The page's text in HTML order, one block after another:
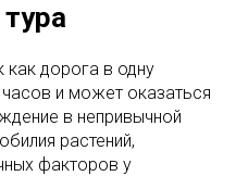
как дорога в одну
и может оказаться
в непривычной
растений,
факторов у